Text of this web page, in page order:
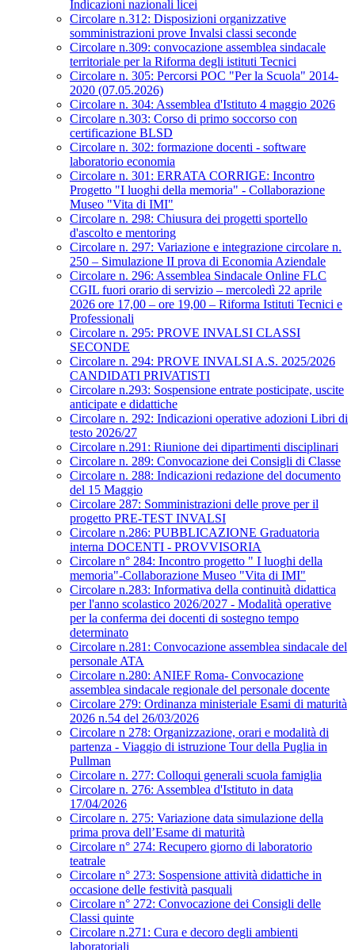
Indicazioni nazionali licei
Circolare n.312: Disposizioni organizzative
somministrazioni prove Invalsi classi seconde
Circolare n.309: convocazione assemblea sindacale
territoriale per la Riforma degli istituti Tecnici
Circolare n. 305: Percorsi POC "Per la Scuola" 2014-
2020 (07.05.2026)
Circolare n. 304: Assemblea d'Istituto 4 maggio 2026
Circolare n.303: Corso di primo soccorso con
certificazione BLSD
Circolare n. 302: formazione docenti - software
laboratorio economia
Circolare n. 301: ERRATA CORRIGE: Incontro
Progetto "I luoghi della memoria" - Collaborazione
Museo "Vita di IMI"
Circolare n. 298: Chiusura dei progetti sportello
d'ascolto e mentoring
Circolare n. 297: Variazione e integrazione circolare n.
250 – Simulazione II prova di Economia Aziendale
Circolare n. 296: Assemblea Sindacale Online FLC
CGIL fuori orario di servizio – mercoledì 22 aprile
2026 ore 17,00 – ore 19,00 – Riforma Istituti Tecnici e
Professionali
Circolare n. 295: PROVE INVALSI CLASSI
SECONDE
Circolare n. 294: PROVE INVALSI A.S. 2025/2026
CANDIDATI PRIVATISTI
Circolare n.293: Sospensione entrate posticipate, uscite
anticipate e didattiche
Circolare n. 292: Indicazioni operative adozioni Libri di
testo 2026/27
Circolare n.291: Riunione dei dipartimenti disciplinari
Circolare n. 289: Convocazione dei Consigli di Classe
Circolare n. 288: Indicazioni redazione del documento
del 15 Maggio
Circolare 287: Somministrazioni delle prove per il
progetto PRE-TEST INVALSI
Circolare n.286: PUBBLICAZIONE Graduatoria
interna DOCENTI - PROVVISORIA
Circolare n° 284: Incontro progetto " I luoghi della
memoria"-Collaborazione Museo "Vita di IMI"
Circolare n.283: Informativa della continuità didattica
per l'anno scolastico 2026/2027 - Modalità operative
per la conferma dei docenti di sostegno tempo
determinato
Circolare n.281: Convocazione assemblea sindacale del
personale ATA
Circolare n.280: ANIEF Roma- Convocazione
assemblea sindacale regionale del personale docente
Circolare 279: Ordinanza ministeriale Esami di maturità
2026 n.54 del 26/03/2026
Circolare n 278: Organizzazione, orari e modalità di
partenza - Viaggio di istruzione Tour della Puglia in
Pullman
Circolare n. 277: Colloqui generali scuola famiglia
Circolare n. 276: Assemblea d'Istituto in data
17/04/2026
Circolare n. 275: Variazione data simulazione della
prima prova dell’Esame di maturità
Circolare n° 274: Recupero giorno di laboratorio
teatrale
Circolare n° 273: Sospensione attività didattiche in
occasione delle festività pasquali
Circolare n° 272: Convocazione dei Consigli delle
Classi quinte
Circolare n.271: Cura e decoro degli ambienti
laboratoriali